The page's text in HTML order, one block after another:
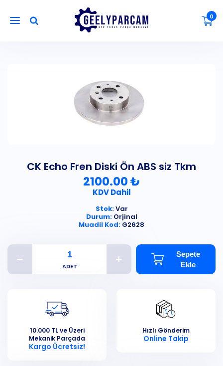
0
CK Echo Fren Diski Ön ABS siz Tkm
2100.00 ₺
KDV Dahil
Stok:Var
Durum:Orjinal
Muadil Kod: G2628
Sepete
Ekle
10.000 TL ve Üzeri
Mekanik Parçada
Kargo Ücretsiz!
Hızlı Gönderim
Online Takip